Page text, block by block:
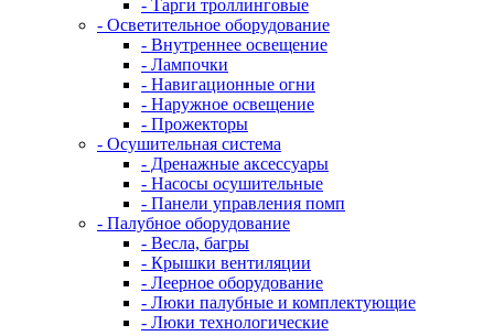
- Тарги троллинговые
- Осветительное оборудование
- Внутреннее освещение
- Лампочки
- Навигационные огни
- Наружное освещение
- Прожекторы
- Осушительная система
- Дренажные аксессуары
- Насосы осушительные
- Панели управления помп
- Палубное оборудование
- Весла, багры
- Крышки вентиляции
- Леерное оборудование
- Люки палубные и комплектующие
- Люки технологические